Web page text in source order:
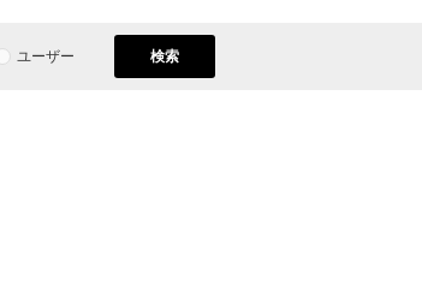
ユーザー 検索